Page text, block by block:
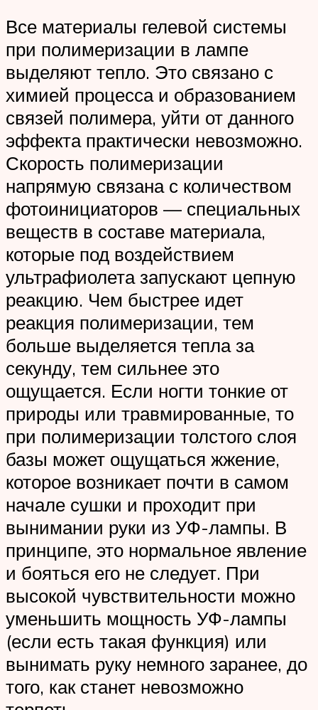
Все материалы гелевой системы
при полимеризации в лампе
выделяют тепло. Это связано с
химией процесса и образованием
связей полимера, уйти от данного
эффекта практически невозможно.
Скорость полимеризации
напрямую связана с количеством
фотоинициаторов — специальных
веществ в составе материала,
которые под воздействием
ультрафиолета запускают цепную
реакцию. Чем быстрее идет
реакция полимеризации, тем
больше выделяется тепла за
секунду, тем сильнее это
ощущается. Если ногти тонкие от
природы или травмированные, то
при полимеризации толстого слоя
базы может ощущаться жжение,
которое возникает почти в самом
начале сушки и проходит при
вынимании руки из УФ-лампы. В
принципе, это нормальное явление
и бояться его не следует. При
высокой чувствительности можно
уменьшить мощность УФ-лампы
(если есть такая функция) или
вынимать руку немного заранее, до
того, как станет невозможно